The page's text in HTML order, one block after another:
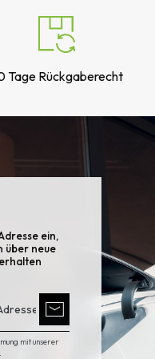
Tage Rückgaberecht
ein,
über neue
mit unserer